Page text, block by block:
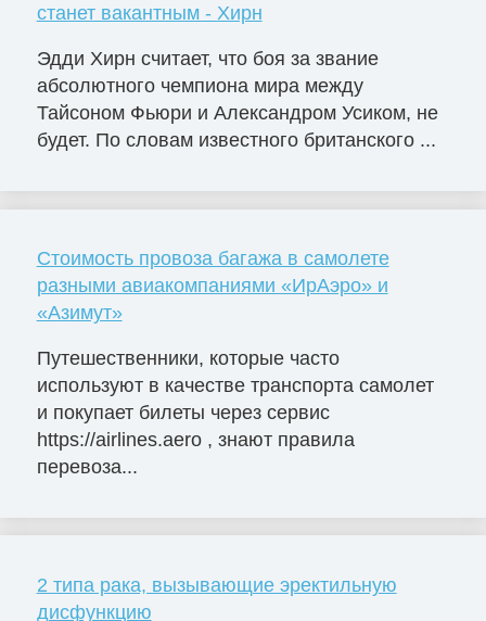
станет вакантным - Хирн
Эдди Хирн считает, что боя за звание
абсолютного чемпиона мира между
Тайсоном Фьюри и Александром Усиком, не
будет. По словам известного британского ...
Стоимость провоза багажа в самолете
разными авиакомпаниями «ИрАэро» и
«Азимут»
Путешественники, которые часто
используют в качестве транспорта самолет
и покупает билеты через сервис
https://airlines.aero , знают правила
перевоза...
2 типа рака, вызывающие эректильную
дисфункцию